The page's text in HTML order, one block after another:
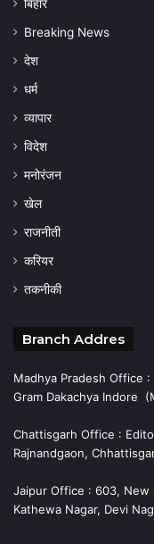
बिहार
Breaking News
देश
धर्म
व्यापार
विदेश
मनोरंजन
खेल
राजनीती
करियर
तकनीकी
Branch Addres
Madhya Pradesh Office
Gram Dakachya Indore
Chattisgarh Office :
Rajnandgaon,
Jaipur Office : 603, New
Kathewa Nagar, Devi